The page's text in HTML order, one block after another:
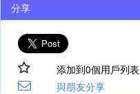
分享
添加到0個用戶列表
與朋友分享